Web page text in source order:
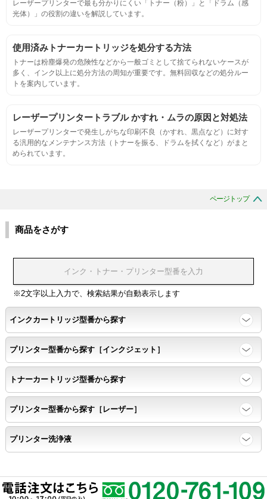
定着度
摩擦試験機で濃度値を測定
適合性
生涯印刷
印刷耐久性
ページ印刷可能枚数・連続印刷時の安定性・経時変化の影響の確
認
寿命レポート
ページ収量、1,000ページあたりのパウダー消費量、転写率、
SAD値を計測
落下試験
レーザープリンターで最も分かりにくい「トナー（粉）」と「ドラム（感
光体）」の役割の違いを解説しています。
使用済みトナーカートリッジを処分する方法
トナーは粉塵爆発の危険性などから一般ゴミとして捨てられないケースが
多く、インク以上に処分方法の周知が重要です。無料回収などの処分ルー
トを案内しています。
レーザープリンタートラブル かすれ・ムラの原因と対処法
レーザープリンターで発生しがちな印刷不良（かすれ、黒点など）に対す
る汎用的なメンテナンス方法（トナーを振る、ドラムを拭くなど）がまと
められています。
ページトップ
商品をさがす
※2文字以上入力で、検索結果が自動表示します
インクカートリッジ型番から探す
プリンター型番から探す［インクジェット］
トナーカートリッジ型番から探す
プリンター型番から探す［レーザー］
プリンター洗浄液